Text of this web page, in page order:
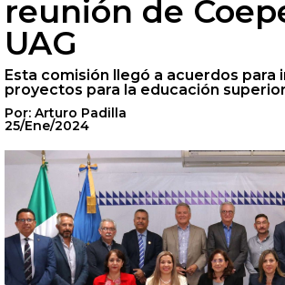
reunión de
UAG
Esta comisión llegó a acuerdos para
proyectos para la educación
Por: Arturo Padilla
25/Ene/2024